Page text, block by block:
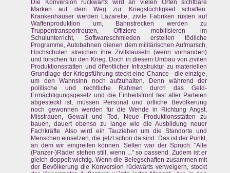
Die Konversion rückwärts wird an vielen Orten sichtbare
Marken auf dem Weg zur Kriegstüchtigkeit schaffen:
Krankenhäuser werden Lazarette, zivile Fabriken rüsten auf
Waffenproduktion um, Bahnstrecken werden zu
Truppentransportrouten, Offiziere mobilisieren im
Schulunterricht, Softwareschmieden erstellen tödliche
Programme, Autobahnen dienen dem militärischen Aufmarsch,
Hochschulen streichen ihre Zivilklauseln (wenn vorhanden)
und forschen für den Krieg. Doch in diesem Umbau von zivilen
Produktionsstätten und öffentlicher Infrastruktur zu materiellen
Grundlage der Kriegsführung steckt eine Chance - die einzige,
um den Wahnsinn noch aufzuhalten. Denn während der
politische und rechtliche Rahmen durch das Geld-
Ermächtigungsgesetz und die Einheitsfront fast aller Parteien
abgesteckt ist, müssen Personal und örtliche Bevölkerung
noch gewonnen werden für die Wende in Richtung Angst,
Misstrauen, Gewalt und Tod. Neue Produktionsstätten zu
bauen, dauert ebenso zu lange wie die Ausbildung neuer
Fachkräfte. Also wird ein Tauziehen um die Standorte und
Menschen einsetzen, die jetzt schon da sind. Das ist der Punkt,
an dem wir eingreifen können. Selten war der Spruch: "Alle
(Panzer-)Räder stehen still, wenn ..." so passend. Zudem ist er
gleich doppelt wichtig. Wenn die Belegschaften zusammen mit
der Bevölkerung die Konversion rückwärts verweigern, stockt